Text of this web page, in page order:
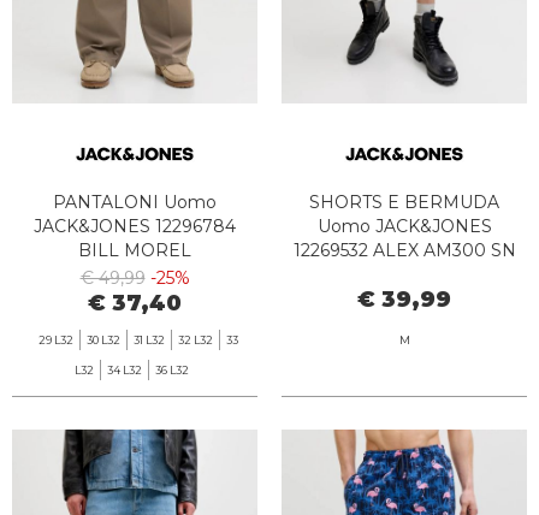
PANTALONI Uomo
JACK&JONES 12296784
BILL MOREL
€ 49,99 -25%
€ 37,40
29 L32 30 L32 31 L32 32 L32 33
L32 34 L32 36 L32
SHORTS E BERMUDA
Uomo JACK&JONES
12269532 ALEX AM300 SN
€ 39,99
M